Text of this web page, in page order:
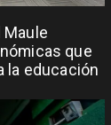
que
la educación